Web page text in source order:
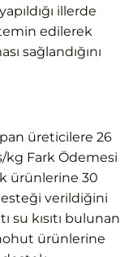
illerde
edilerek
sağlandığını
üreticilere 26
kg Fark Ödemesi
ürünlerine 30
verildiğini
su kısıtı bulunan
ürünlerine